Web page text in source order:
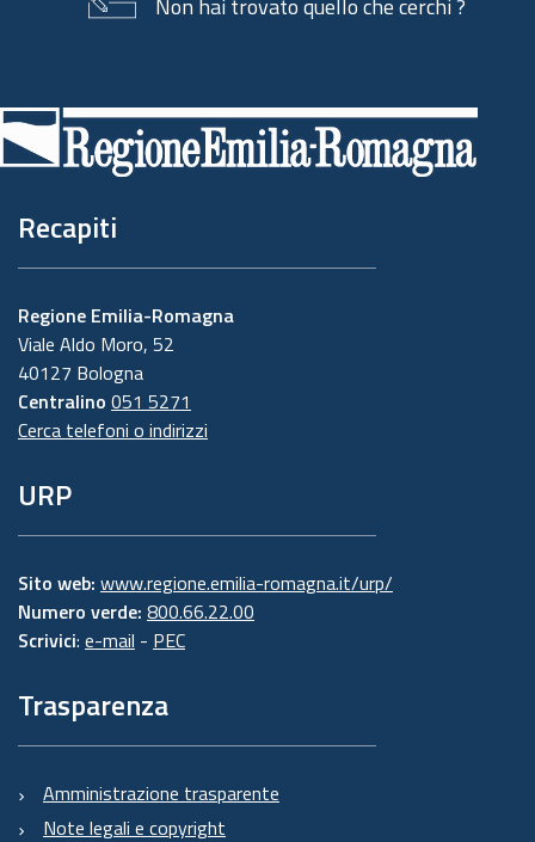
di
pagina
Recapiti
Regione Emilia-Romagna
Viale Aldo Moro, 52
40127 Bologna
Centralino 051 5271
Cerca telefoni o indirizzi
URP
Sito web: www.regione.emilia-romagna.it/urp/
Numero verde: 800.66.22.00
Scrivici: e-mail - PEC
Trasparenza
Amministrazione trasparente
Note legali e copyright